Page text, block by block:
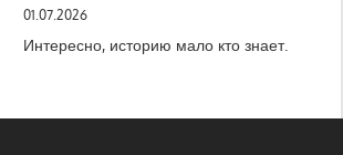
01.07.2026
Интересно, историю мало кто знает.